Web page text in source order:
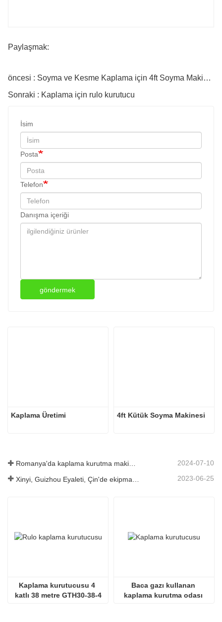
Paylaşmak:
öncesi : Soyma ve Kesme Kaplama için 4ft Soyma Makinesi
Sonraki : Kaplama için rulo kurutucu
İsim
Posta
Telefon
Danışma içeriği
göndermek
Kaplama Üretimi 4ft Kütük Soyma Makinesi
Romanya'da kaplama kurutma makinesinin kurulumu tamamlandı. 2024-07-10
2023-06-25
Kaplama kurutucusu 4
katlı 38 metre GTH30-38-4
Baca gazı kullanan
kaplama kurutma odası